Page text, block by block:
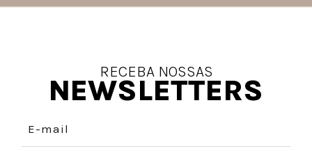
RECEBA NOSSAS
NEWSLETTERS